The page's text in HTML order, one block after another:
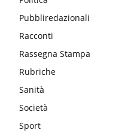
Pubbliredazionali
Racconti
Rassegna Stampa
Rubriche
Sanità
Società
Sport